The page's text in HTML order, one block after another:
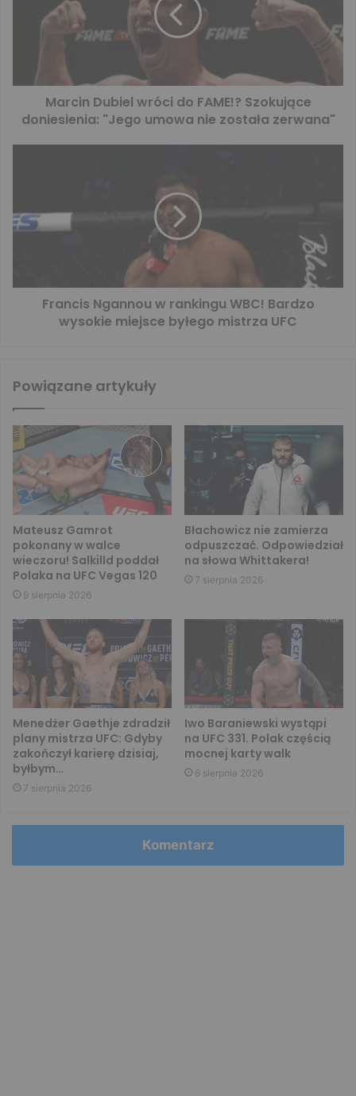
Marcin Dubiel wróci do FAME!? Szokujące
doniesienia: "Jego umowa nie została zerwana"
Francis Ngannou w rankingu WBC! Bardzo
wysokie miejsce byłego mistrza UFC
Powiązane artykuły
Mateusz Gamrot
pokonany w walce
wieczoru! Salkilld poddał
Polaka na UFC Vegas 120
9 sierpnia 2026
Błachowicz nie zamierza
odpuszczać. Odpowiedział
na słowa Whittakera!
7 sierpnia 2026
Menedżer Gaethje zdradził
plany mistrza UFC: Gdyby
zakończył karierę dzisiaj,
byłbym…
7 sierpnia 2026
Iwo Baraniewski wystąpi
na UFC 331. Polak częścią
mocnej karty walk
6 sierpnia 2026
Komentarz